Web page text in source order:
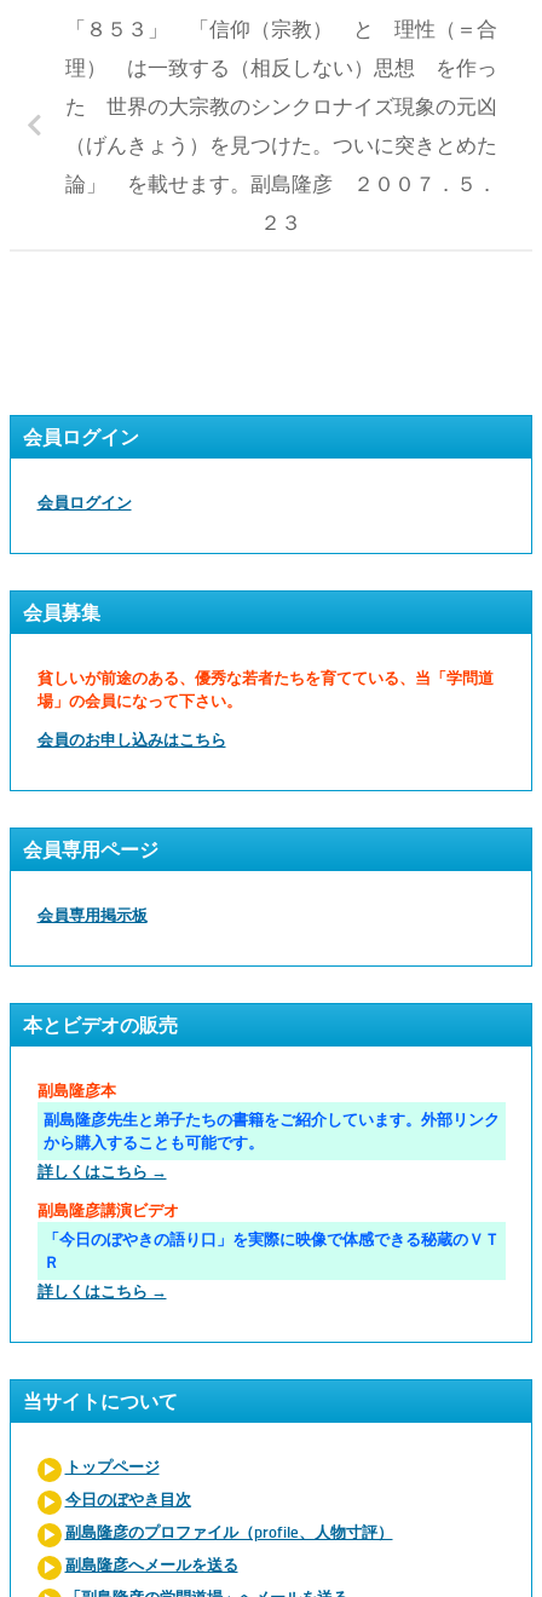
「８５３」 「信仰（宗教） と 理性（＝合
理） は一致する（相反しない）思想 を作っ
た 世界の大宗教のシンクロナイズ現象の元凶
（げんきょう）を見つけた。ついに突きとめた
論」 を載せます。副島隆彦 ２００７．５．
２３
会員ログイン
会員ログイン
会員募集
貧しいが前途のある、優秀な若者たちを育てている、当「学問道
場」の会員になって下さい。
会員のお申し込みはこちら
会員専用ページ
会員専用掲示板
本とビデオの販売
副島隆彦本
副島隆彦先生と弟子たちの書籍をご紹介しています。外部リンク
から購入することも可能です。
詳しくはこちら →
副島隆彦講演ビデオ
「今日のぼやきの語り口」を実際に映像で体感できる秘蔵のＶＴ
Ｒ
詳しくはこちら →
当サイトについて
トップページ
今日のぼやき目次
副島隆彦のプロファイル（profile、人物寸評）
副島隆彦へメールを送る